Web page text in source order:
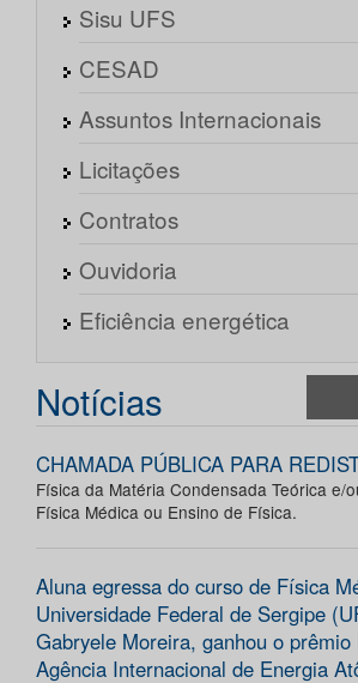
Sisu UFS
CESAD
Assuntos Internacionais
Licitações
Contratos
Ouvidoria
Eficiência energética
Notícias
CHAMADA PÚBLICA PARA
Física da Matéria Condensada Teórica e/
Física Médica ou Ensino de Física.
Aluna egressa do curso de Física
Universidade Federal de Sergipe
Gabryele Moreira, ganhou o
Agência Internacional de Energia